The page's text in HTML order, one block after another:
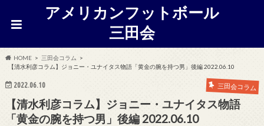
アメリカンフットボール
三田会
HOME
三田会コラム
【清水利彦コラム】ジョニー・ユナイタス物語「黄金の腕を持つ男」後編 2022.06.10
2022.06.10 三田会コラム
【清水利彦コラム】ジョニー・ユナイタス物語
「黄金の腕を持つ男」後編 2022.06.10